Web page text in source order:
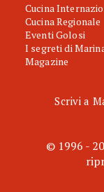
Cucina
Cucina Regionale
Eventi Golosi
I segreti di
Magazine
Scrivi a
© 1996 -